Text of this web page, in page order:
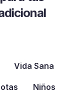
Vida Sana
Niños